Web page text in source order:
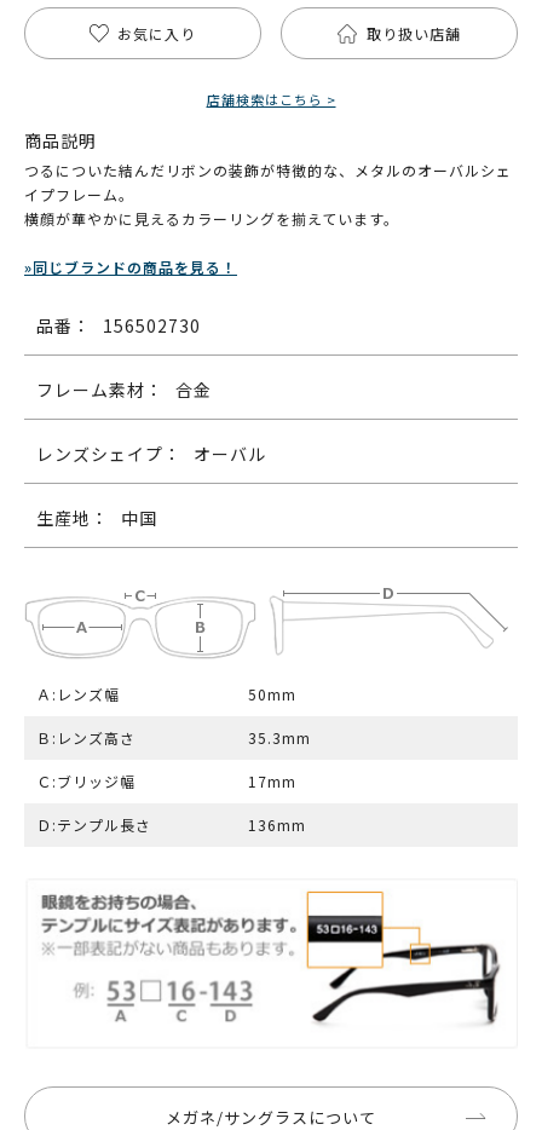
お気に入り 取り扱い店舗
店舗検索はこちら >
商品説明
つるについた結んだリボンの装飾が特徴的な、メタルのオーバルシェ
イプフレーム。
横顔が華やかに見えるカラーリングを揃えています。
»同じブランドの商品を見る！
品番： 156502730
フレーム素材： 合金
レンズシェイプ： オーバル
生産地： 中国
Ａ:レンズ幅 50mm
Ｂ:レンズ高さ 35.3mm
Ｃ:ブリッジ幅 17mm
Ｄ:テンプル長さ 136mm
メガネ/サングラスについて